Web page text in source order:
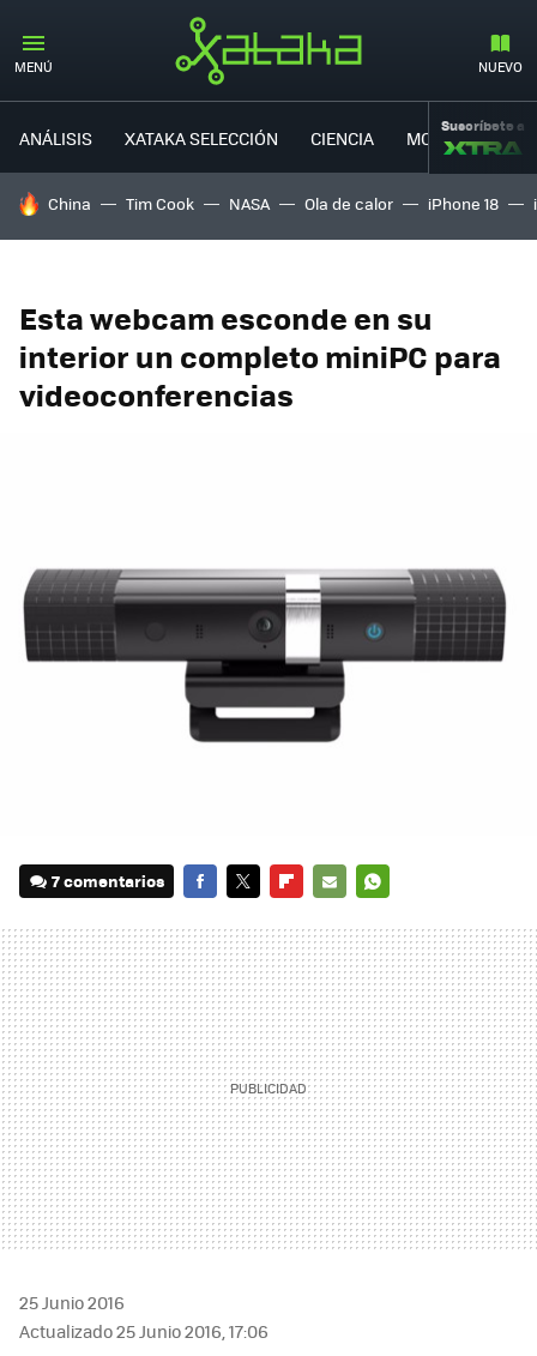
MENÚ NUEVO
ANÁLISIS XATAKA SELECCIÓN CIENCIA MOVILIDAD
Suscríbete a
HOY SE HABLA DE
China Tim Cook NASA Ola de calor iPhone 18
Esta webcam esconde en su
interior un completo miniPC para
videoconferencias
7 comentarios
MAIL
25 Junio 2016
Actualizado 25 Junio 2016, 17:06